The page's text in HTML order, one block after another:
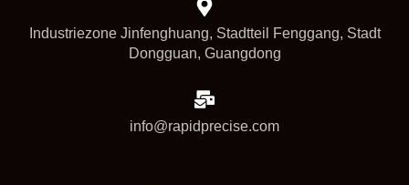
Industriezone Jinfenghuang, Stadtteil Fenggang, Stadt
Dongguan, Guangdong
info@rapidprecise.com